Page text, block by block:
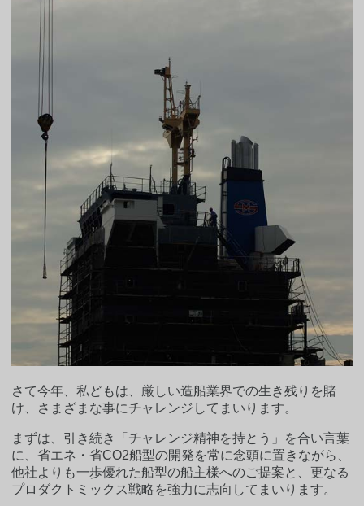
さて今年、私どもは、厳しい造船業界での生き残りを賭
け、さまざまな事にチャレンジしてまいります。
まずは、引き続き「チャレンジ精神を持とう」を合い言葉
に、省エネ・省CO2船型の開発を常に念頭に置きながら、
他社よりも一歩優れた船型の船主様へのご提案と、更なる
プロダクトミックス戦略を強力に志向してまいります。